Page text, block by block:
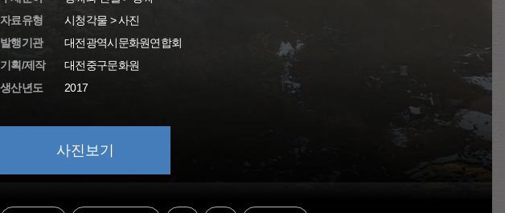
자료유형
시청각물 > 사진
발행기관
대전광역시문화원연합회
기획/제작
대전중구문화원
생산년도
2017
사진보기